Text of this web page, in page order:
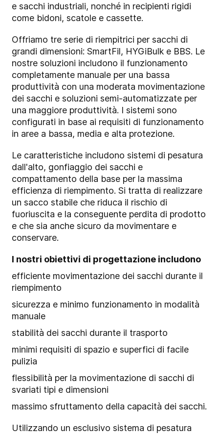
e sacchi industriali, nonché in recipienti rigidi
come bidoni, scatole e cassette.
Offriamo tre serie di riempitrici per sacchi di
grandi dimensioni: SmartFil, HYGiBulk e BBS. Le
nostre soluzioni includono il funzionamento
completamente manuale per una bassa
produttività con una moderata movimentazione
dei sacchi e soluzioni semi-automatizzate per
una maggiore produttività. I sistemi sono
configurati in base ai requisiti di funzionamento
in aree a bassa, media e alta protezione.
Le caratteristiche includono sistemi di pesatura
dall'alto, gonfiaggio dei sacchi e
compattamento della base per la massima
efficienza di riempimento. Si tratta di realizzare
un sacco stabile che riduca il rischio di
fuoriuscita e la conseguente perdita di prodotto
e che sia anche sicuro da movimentare e
conservare.
I nostri obiettivi di progettazione includono
efficiente movimentazione dei sacchi durante il
riempimento
sicurezza e minimo funzionamento in modalità
manuale
stabilità dei sacchi durante il trasporto
minimi requisiti di spazio e superfici di facile
pulizia
flessibilità per la movimentazione di sacchi di
svariati tipi e dimensioni
massimo sfruttamento della capacità dei sacchi.
Utilizzando un esclusivo sistema di pesatura